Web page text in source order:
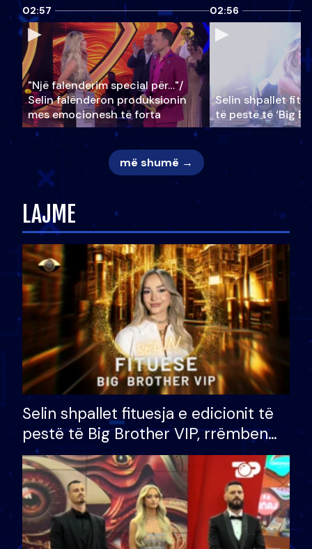
02:57
"Një falenderim special për…"/
Selin falënderon produksionin
mes emocionesh të forta
02:56
Selin shpallet
të pestë të ‘Big
më shumë →
LAJME
Selin shpallet fituesja e edicionit të
pestë të Big Brother VIP, rrëmben
çmimin e madh prej 100 mijë eurosh